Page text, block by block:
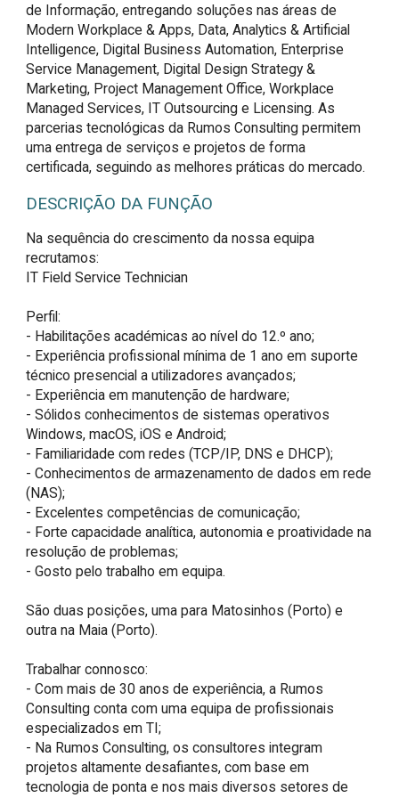
de Informação, entregando soluções nas áreas de
Modern Workplace & Apps, Data, Analytics & Artificial
Intelligence, Digital Business Automation, Enterprise
Service Management, Digital Design Strategy &
Marketing, Project Management Office, Workplace
Managed Services, IT Outsourcing e Licensing. As
parcerias tecnológicas da Rumos Consulting permitem
uma entrega de serviços e projetos de forma
certificada, seguindo as melhores práticas do mercado.
DESCRIÇÃO DA FUNÇÃO
Na sequência do crescimento da nossa equipa
recrutamos:
IT Field Service Technician
Perfil:
- Habilitações académicas ao nível do 12.º ano;
- Experiência profissional mínima de 1 ano em suporte
técnico presencial a utilizadores avançados;
- Experiência em manutenção de hardware;
- Sólidos conhecimentos de sistemas operativos
Windows, macOS, iOS e Android;
- Familiaridade com redes (TCP/IP, DNS e DHCP);
- Conhecimentos de armazenamento de dados em rede
(NAS);
- Excelentes competências de comunicação;
- Forte capacidade analítica, autonomia e proatividade na
resolução de problemas;
- Gosto pelo trabalho em equipa.
São duas posições, uma para Matosinhos (Porto) e
outra na Maia (Porto).
Trabalhar connosco:
- Com mais de 30 anos de experiência, a Rumos
Consulting conta com uma equipa de profissionais
especializados em TI;
- Na Rumos Consulting, os consultores integram
projetos altamente desafiantes, com base em
tecnologia de ponta e nos mais diversos setores de